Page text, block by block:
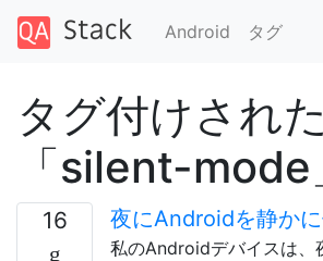
Android タグ
タグ付けされ
「silent-mode
16 夜にAndroidを静か
私のAndroidデバイスは、